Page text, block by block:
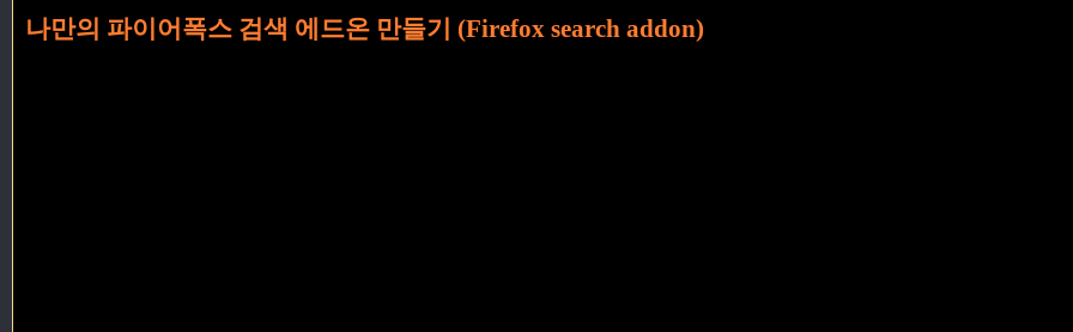
홈»web »나만의 파이어폭스 검색 에드온 만들기 (Firefox search addon)
나만의 파이어폭스 검색 에드온 만들기 (Firefox search addon)